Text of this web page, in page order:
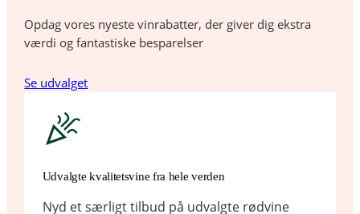
Opdag vores nyeste vinrabatter, der giver dig ekstra
værdi og fantastiske besparelser
Se udvalget
Udvalgte kvalitetsvine fra hele verden
Nyd et særligt tilbud på udvalgte rødvine